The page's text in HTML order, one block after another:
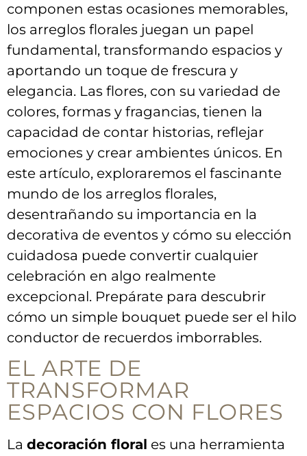
componen estas ocasiones memorables,
los⁤ arreglos florales juegan un⁤ papel
fundamental, transformando ​espacios ⁤y
aportando un toque de frescura y
elegancia. Las flores, con su variedad de
colores, formas y fragancias, tienen la
⁣capacidad de contar historias, reflejar
emociones y crear⁣ ambientes​ únicos. En
este artículo, exploraremos el fascinante
mundo de los arreglos florales,
desentrañando su importancia en la
⁣decorativa de eventos y cómo ⁣su elección
cuidadosa puede convertir cualquier
celebración ‍en algo realmente
excepcional. Prepárate para descubrir
cómo ​un simple bouquet puede ser​ el ​hilo
conductor de recuerdos imborrables.
EL ARTE‌ DE
TRANSFORMAR⁣
ESPACIOS‌ CON FLORES
La decoración floral ⁣es ⁣una herramienta